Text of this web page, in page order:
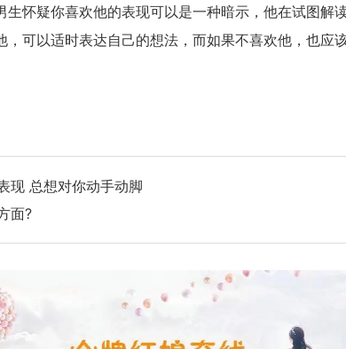
生怀疑你喜欢他的表现可以是一种暗示，他在试图解
，可以适时表达自己的想法，而如果不喜欢他，也应
现 总想对你动手动脚
面?